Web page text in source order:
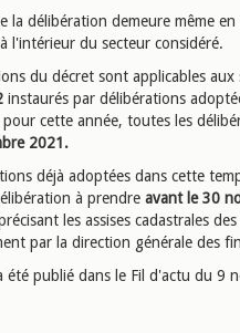
la délibération demeure même
l'intérieur du secteur considéré.
du décret sont applicables
instaurés par délibérations
pour cette année, toutes les
2021.
déjà adoptées dans cette
à prendre avant le 30
les assises cadastrales
par la direction générale des
été publié dans le Fil d'actu du 9